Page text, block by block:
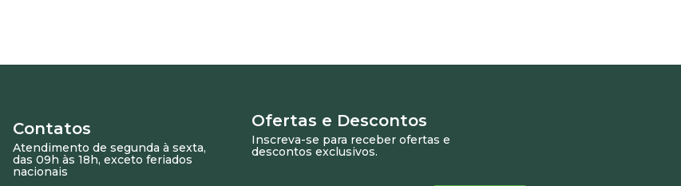
Contatos
Atendimento de segunda à sexta,
das 09h às 18h, exceto feriados
nacionais
Ofertas e Descontos
Inscreva-se para receber ofertas e
descontos exclusivos.